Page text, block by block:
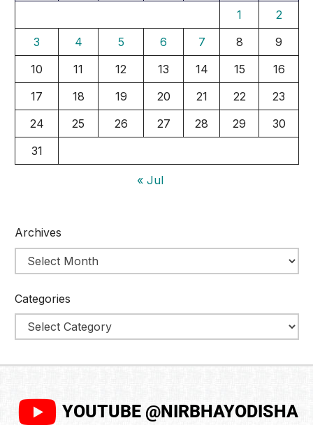
1
2
3
4 5 6 7 8
9
10
11 12 13 14 15
16
17
18 19 20 21 22
23
24
25 26 27 28 29
30
31
« Jul
Archives
Categories
YOUTUBE @NIRBHAYODISHA